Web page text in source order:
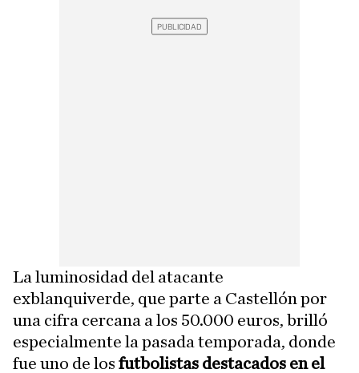
La luminosidad del atacante
exblanquiverde, que parte a Castellón por
una cifra cercana a los 50.000 euros, brilló
especialmente la pasada temporada, donde
fue uno de los futbolistas destacados en el